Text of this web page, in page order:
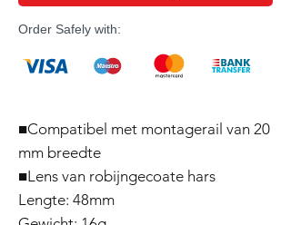
Order Safely with:
■Compatibel met montagerail van 20
mm breedte
■Lens van robijngecoate hars
Lengte: 48mm